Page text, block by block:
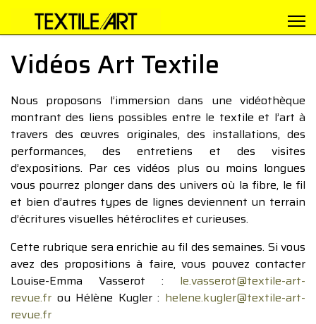
Vidéos Art Textile
Nous proposons l’immersion dans une vidéothèque
montrant des liens possibles entre le textile et l’art à
travers des œuvres originales, des installations, des
performances, des entretiens et des visites
d’expositions. Par ces vidéos plus ou moins longues
vous pourrez plonger dans des univers où la fibre, le fil
et bien d’autres types de lignes deviennent un terrain
d’écritures visuelles hétéroclites et curieuses.
Cette rubrique sera enrichie au fil des semaines. Si vous
avez des propositions à faire, vous pouvez contacter
Louise-Emma Vasserot : le.vasserot@textile-art-
revue.fr ou Hélène Kugler : helene.kugler@textile-art-
revue.fr